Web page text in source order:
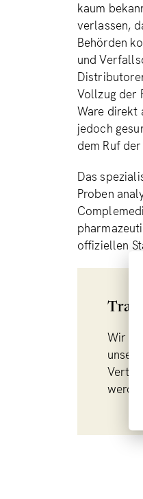
kaum
verlassen,
Behörden
und
Vollzug der
Ware direkt
jedoch
dem Ruf
Das
Proben
offiziellen
Wir
werden.